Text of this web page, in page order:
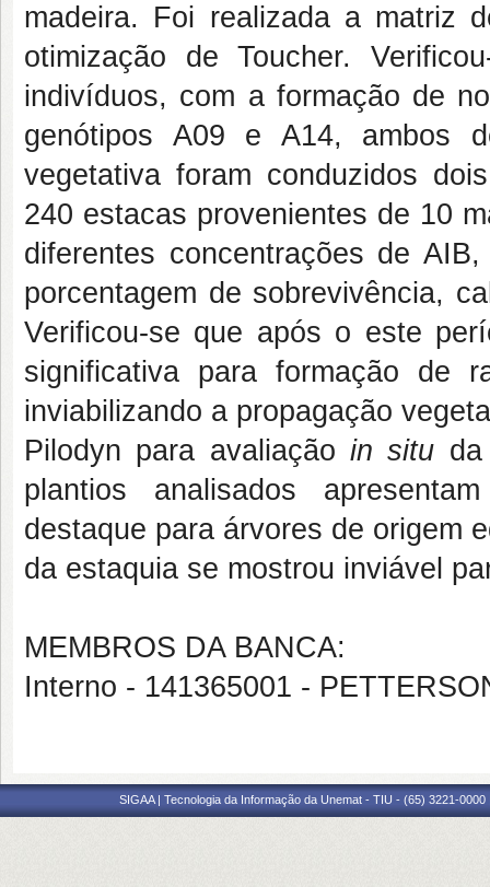
madeira. Foi realizada a matriz
otimização de Toucher.
indivíduos, com a formação de
genótipos A09 e A14, ambos
vegetativa foram conduzidos
240 estacas provenientes de 10
diferentes concentrações de
porcentagem de sobrevivência,
Verificou-se que após o este
significativa para formação de
inviabilizando a propagação
Pilodyn para avaliação in situ
plantios analisados
destaque para árvores de origem
da estaquia se mostrou inviável
MEMBROS DA BANCA:
Interno - 141365001 -
SIGAA | Tecnologia da Informação da Unemat - TIU - (65) 3221-